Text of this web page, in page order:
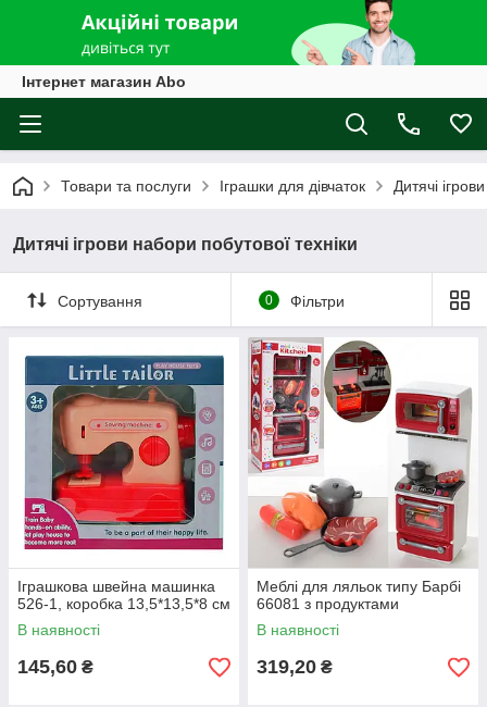
Інтернет магазин Abo
Товари та послуги Іграшки для дівчаток Дитячі
Дитячі ігрови набори побутової техніки
Сортування 0 Фільтри
Іграшкова швейна машинка
526-1, коробка 13,5*13,5*8 см
В наявності
145,60 ₴
Меблі для ляльок типу Барбі
66081 з продуктами
В наявності
319,20 ₴